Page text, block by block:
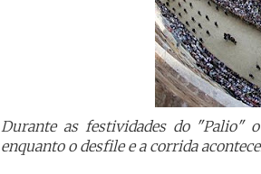
Durante as festividades do "Palio"
enquanto o desfile e a corrida